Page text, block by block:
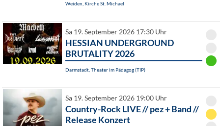
Weiden, Kirche St. Michael
Sa 19. September 2026 17:30 Uhr
HESSIAN UNDERGROUND
BRUTALITY 2026
Darmstadt, Theater im Pädagog (TIP)
Sa 19. September 2026 19:00 Uhr
Country-Rock LIVE // pez + Band //
Release Konzert